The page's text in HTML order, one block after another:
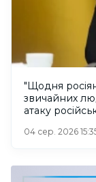
"Щодня
звичайних
атаку
04 сер. 2026